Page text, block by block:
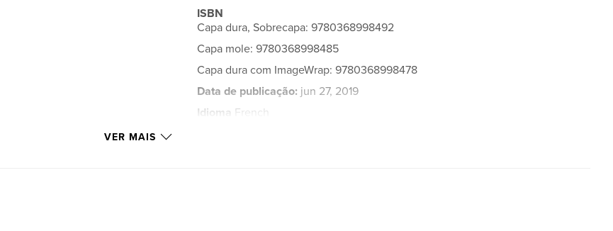
ISBN
Capa dura, Sobrecapa: 9780368998492
Capa mole: 9780368998485
Capa dura com ImageWrap: 9780368998478
Data de publicação: jun 27, 2019
Idioma French
VER MAIS